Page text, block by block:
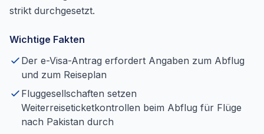
strikt durchgesetzt.
Wichtige Fakten
Der e-Visa-Antrag erfordert Angaben zum Abflug
und zum Reiseplan
Fluggesellschaften setzen
Weiterreiseticketkontrollen beim Abflug für Flüge
nach Pakistan durch